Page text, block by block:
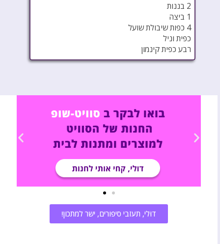
2 בננות
1 ביצה
4 כפות שיבולת שועל
כפית וניל
רבע כפית קינמון
דוּלי, תעזבי סיפורים, ישר למתכון!